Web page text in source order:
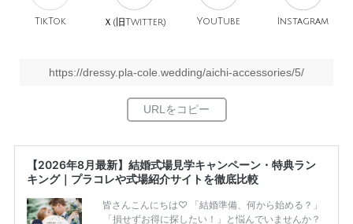
TikTok Ｘ(旧Twitter) YouTube Instagram
https://dressy.pla-cole.wedding/aichi-accessories/5/
【2026年8月最新】結婚式場見学キャンペーン・特典ラン
キング｜プラコレや式場紹介サイトを徹底比較
皆さんこんにちは♡ 「結婚準備、何から始める？」
「損せずお得に探したい！」と悩んでいませんか？